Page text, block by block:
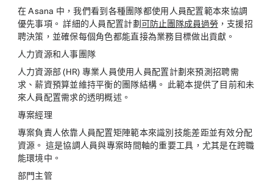
在 Asana 中，我們看到各種團隊都使用人員配置範本來協調
優先事項。 詳細的人員配置計劃可防止團隊成員過勞 ，支援招
聘決策，並確保每個角色都能直接為業務目標做出貢獻。
人力資源和人事團隊
人力資源部 (HR) 專業人員使用人員配置計劃來預測招聘需
求、薪資預算並維持平衡的團隊結構。 此範本提供了目前和未
來人員配置需求的透明概述。
專案經理
專案負責人依靠人員配置矩陣範本來識別技能差距並有效分配
資源。 這是協調人員與專案時間軸的重要工具，尤其是在跨職
能環境中。
部門主管